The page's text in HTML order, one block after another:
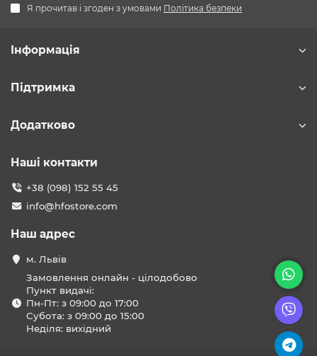
Я прочитав і згоден з умовами Політика безпеки
Інформація
Підтримка
Додатково
Наші контакти
+38 (098) 152 55 45
info@hfostore.com
Наш адрес
м. Львів
Замовлення онлайн - цілодобово
Пункт видачі:
Пн-Пт: з 09:00 до 17:00
Субота: з 09:00 до 15:00
Неділя: вихідний